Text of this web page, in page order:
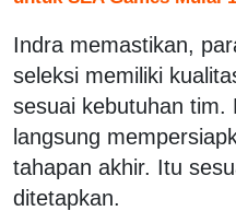
Indra memastikan,
seleksi memiliki
sesuai kebutuhan tim.
langsung
tahapan akhir. Itu
ditetapkan.